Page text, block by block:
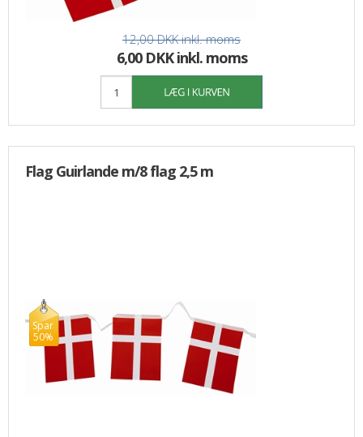
12,00 DKKinkl. moms
6,00 DKK inkl. moms
Flag Guirlande m/8 flag 2,5 m
Spar
50%